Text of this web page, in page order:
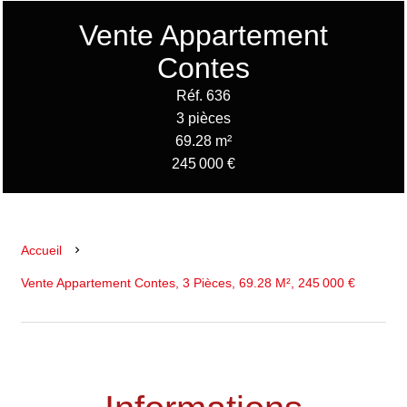
Vente Appartement
Contes
Réf. 636
3 pièces
69.28 m²
245 000 €
Accueil
Vente Appartement Contes, 3 Pièces, 69.28 M², 245 000 €